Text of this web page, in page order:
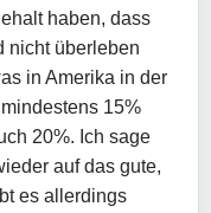
haben, dass
nicht überleben
in Amerika in der
15%
20%. Ich sage
auf das gute,
es allerdings